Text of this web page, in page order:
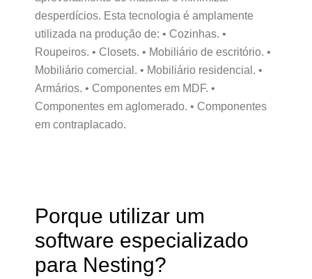
desperdícios. Esta tecnologia é amplamente
utilizada na produção de: • Cozinhas. •
Roupeiros. • Closets. • Mobiliário de escritório. •
Mobiliário comercial. • Mobiliário residencial. •
Armários. • Componentes em MDF. •
Componentes em aglomerado. • Componentes
em contraplacado.
Porque utilizar um
software especializado
para Nesting?